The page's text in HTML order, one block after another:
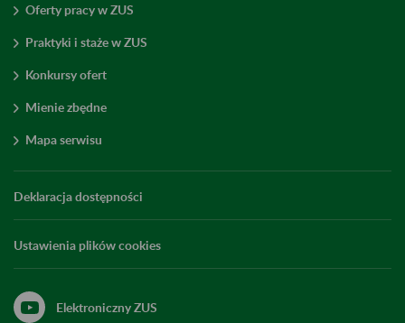
Oferty pracy w ZUS
Praktyki i staże w ZUS
Konkursy ofert
Mienie zbędne
Mapa serwisu
Deklaracja dostępności
Ustawienia plików cookies
Elektroniczny ZUS